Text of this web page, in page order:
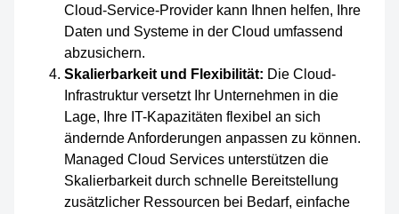
Cloud-Service-Provider kann Ihnen helfen, Ihre
Daten und Systeme in der Cloud umfassend
abzusichern.
Skalierbarkeit und Flexibilität: Die Cloud-
Infrastruktur versetzt Ihr Unternehmen in die
Lage, Ihre IT-Kapazitäten flexibel an sich
ändernde Anforderungen anpassen zu können.
Managed Cloud Services unterstützen die
Skalierbarkeit durch schnelle Bereitstellung
zusätzlicher Ressourcen bei Bedarf, einfache